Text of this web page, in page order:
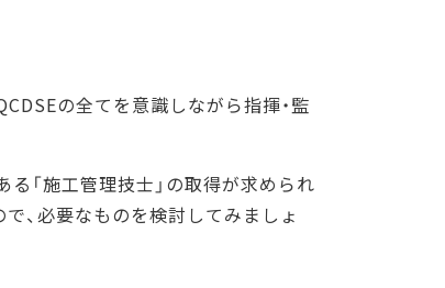
の全てを意識しながら指揮・監
「施工管理技士」の取得が求められ
、必要なものを検討してみましょ